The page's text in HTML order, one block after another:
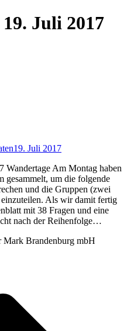
19. Juli 2017
19. Juli 2017
Wandertage Am Montag haben
gesammelt, um die folgende
und die Gruppen (zwei
Als wir damit fertig
mit 38 Fragen und eine
nach der Reihenfolge…
Mark Brandenburg mbH